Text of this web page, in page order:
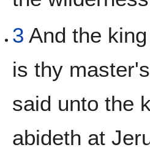
3 And the
is thy
said unto the
abideth at